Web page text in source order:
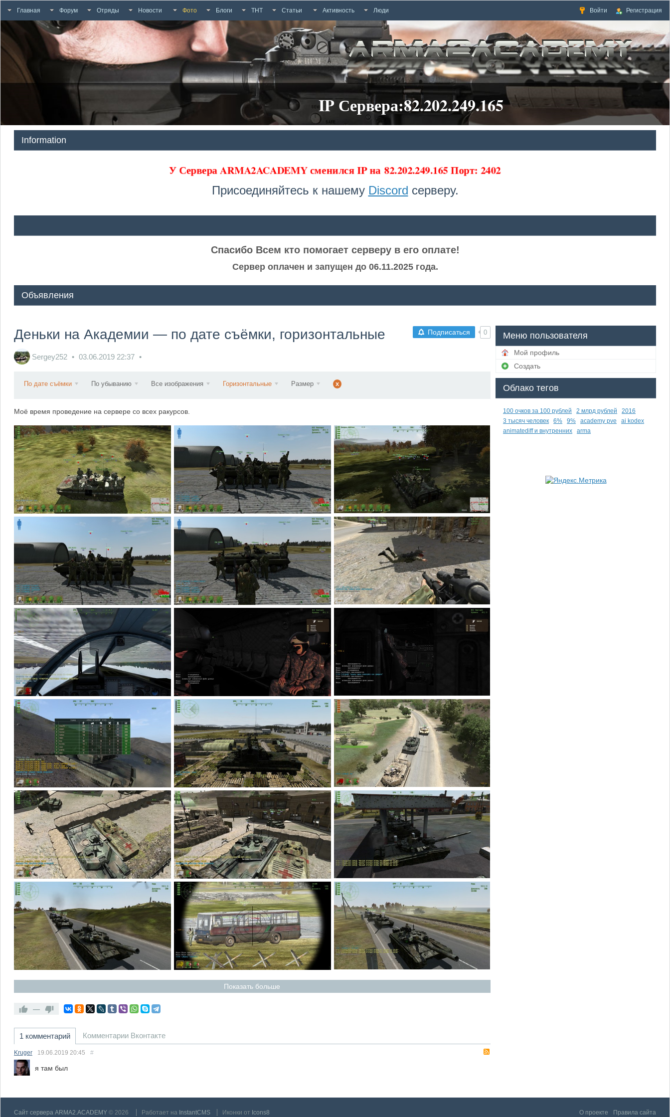
Главная Форум Отряды Новости Фото Блоги ТНТ Статьи Активность Люди Войти Регистрация
IP Сервера:82.202.249.165
Information
У Сервера ARMA2ACADEMY сменился IP на 82.202.249.165 Порт: 2402
Присоединяйтесь к нашему Discord серверу.
Спасибо Всем кто помогает серверу в его оплате!
Сервер оплачен и запущен до 06.11.2025 года.
Объявления
Подписаться 0
Деньки на Академии — по дате съёмки, горизонтальные
Sergey252 03.06.2019 22:37
По дате съёмки По убыванию Все изображения Горизонтальные Размер x
Моё время проведение на сервере со всех ракурсов.
Показать больше
—
1 комментарий Комментарии Вконтакте
Kruger 19.06.2019 20:45 #
я там был
Меню пользователя
Мой профиль
Создать
Облако тегов
100 очков за 100 рублей 2 млрд рублей
2016
3 тысяч человек
6% 9% academy pve
ai kodex
animatediff и внутренних
arma
Сайт сервера ARMA2.ACADEMY© 2026 Работает на InstantCMS Иконки от Icons8 О проекте Правила сайта